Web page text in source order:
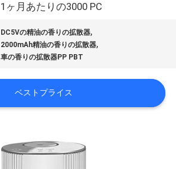
1ヶ月あたりの3000 PC
DC5Vの精油の香りの拡散器,
2000mAh精油の香りの拡散器,
車の香りの拡散器PP PBT
ベストプライス